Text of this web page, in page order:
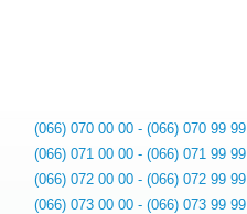
(066) 070 00 00 - (066) 070 99 99
(066) 071 00 00 - (066) 071 99 99
(066) 072 00 00 - (066) 072 99 99
(066) 073 00 00 - (066) 073 99 99